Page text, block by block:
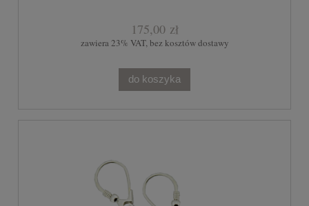
175,00 zł
zawiera 23% VAT, bez kosztów dostawy
do koszyka